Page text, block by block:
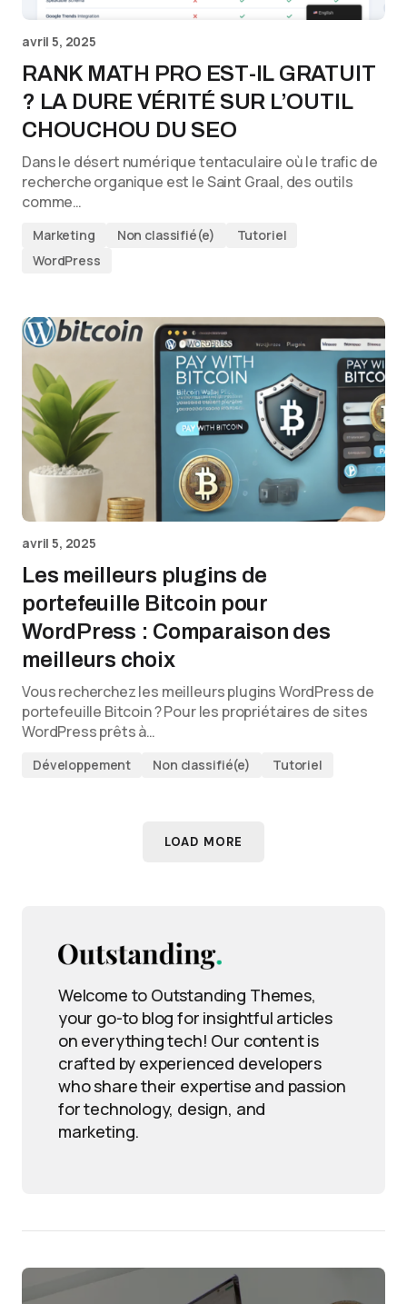
avril 5, 2025
RANK MATH PRO EST-IL GRATUIT
? LA DURE VÉRITÉ SUR L’OUTIL
CHOUCHOU DU SEO
Dans le désert numérique tentaculaire où le trafic de
recherche organique est le Saint Graal, des outils
comme…
Marketing Non classifié(e)
Tutoriel
WordPress
avril 5, 2025
Les meilleurs plugins de
portefeuille Bitcoin pour
WordPress : Comparaison des
meilleurs choix
Vous recherchez les meilleurs plugins WordPress de
portefeuille Bitcoin ? Pour les propriétaires de sites
WordPress prêts à…
Développement Non classifié(e) Tutoriel
LOAD MORE
Welcome to Outstanding Themes,
your go-to blog for insightful articles
on everything tech! Our content is
crafted by experienced developers
who share their expertise and passion
for technology, design, and
marketing.